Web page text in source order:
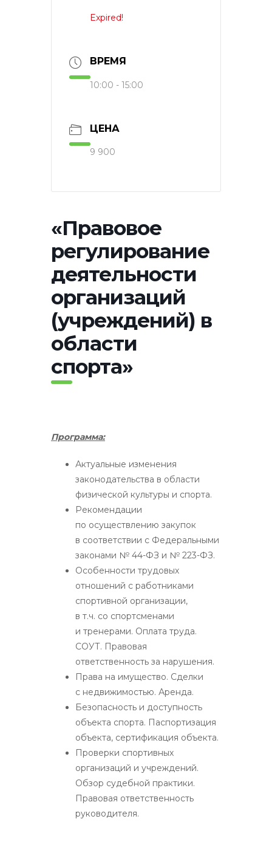
Expired!
ВРЕМЯ
10:00 - 15:00
ЦЕНА
9 900
«Правовое
регулирование
деятельности
организаций
(учреждений) в
области
спорта»
Программа:
Актуальные изменения
законодательства в области
физической культуры и спорта.
Рекомендации
по осуществлению закупок
в соответствии с Федеральными
законами № 44-ФЗ и № 223-ФЗ.
Особенности трудовых
отношений с работниками
спортивной организации,
в т.ч. со спортсменами
и тренерами. Оплата труда.
СОУТ. Правовая
ответственность за нарушения.
Права на имущество. Сделки
с недвижимостью. Аренда.
Безопасность и доступность
объекта спорта. Паспортизация
объекта, сертификация объекта.
Проверки спортивных
организаций и учреждений.
Обзор судебной практики.
Правовая ответственность
руководителя.